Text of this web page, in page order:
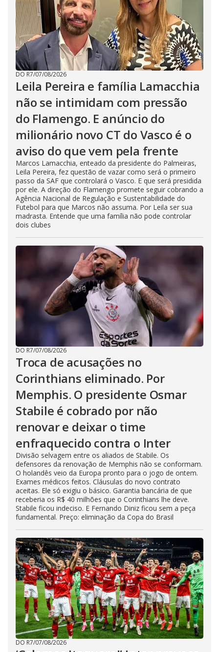
DO R7/07/08/2026
Leila Pereira e família Lamacchia
não se intimidam com pressão
do Flamengo. E anúncio do
milionário novo CT do Vasco é o
aviso do que vem pela frente
Marcos Lamacchia, enteado da presidente do Palmeiras,
Leila Pereira, fez questão de vazar como será o primeiro
passo da SAF que controlará o Vasco. E que será presidida
por ele. A direção do Flamengo promete seguir cobrando a
Agência Nacional de Regulação e Sustentabilidade do
Futebol para que Marcos não assuma. Por Leila ser sua
madrasta. Entende que uma família não pode controlar
dois clubes
DO R7/07/08/2026
Troca de acusações no
Corinthians eliminado. Por
Memphis. O presidente Osmar
Stabile é cobrado por não
renovar e deixar o time
enfraquecido contra o Inter
Divisão selvagem entre os aliados de Stabile. Os
defensores da renovação de Memphis não se conformam.
O holandês veio da Europa pronto para o jogo de ontem.
Exames médicos feitos. Cláusulas do novo contrato
aceitas. Ele só exigiu o básico. Garantia bancária de que
receberia os R$ 40 milhões que o Corinthians lhe deve.
Stabile ficou indeciso. E Fernando Diniz ficou sem a peça
fundamental. Preço: eliminação da Copa do Brasil
DO R7/07/08/2026